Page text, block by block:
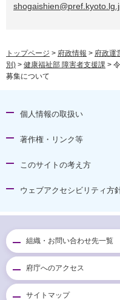
トップページ > 府政情報 > 府政運
別) > 健康福祉部 障害者支援課 >
募集について
個人情報の取扱い
著作権・リンク等
このサイトの考え方
ウェブアクセシビリティ方
組織・お問い合わせ先一覧
府庁へのアクセス
サイトマップ